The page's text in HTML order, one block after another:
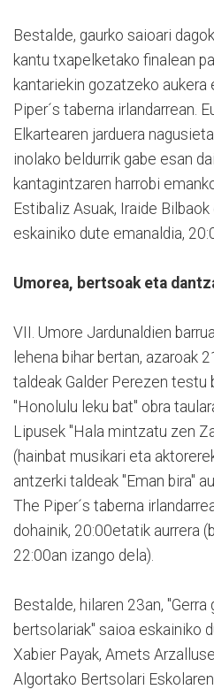
Bestalde, gaurko saioari
kantu txapelketako finalean
kantariekin gozatzeko aukera
Piper´s taberna irlandarrean.
Elkartearen jarduera
inolako beldurrik gabe esan
kantagintzaren harrobi
Estibaliz Asuak, Iraide
eskainiko dute emanaldia,
Umorea, bertsoak eta
VII. Umore Jardunaldien
lehena bihar bertan, azaroak
taldeak Galder Perezen testu
"Honolulu leku bat" obra
Lipusek "Hala mintzatu zen
(hainbat musikari eta
antzerki taldeak "Eman bira"
The Piper´s taberna
dohainik, 20:00etatik aurrera
22:00an izango dela).
Bestalde, hilaren 23an,
bertsolariak" saioa eskainiko
Xabier Payak, Amets
Algortako Bertsolari